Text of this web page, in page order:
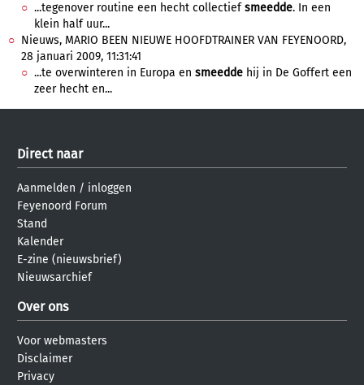
...tegenover routine een hecht collectiefsmeedde. In een
klein half uur...
Nieuws, MARIO BEEN NIEUWE HOOFDTRAINER VAN FEYENOORD,
28 januari 2009, 11:31:41
...te overwinteren in Europa en smeedde hij in De Goffert een
zeer hecht en...
Direct naar
Aanmelden / inloggen
Feyenoord Forum
Stand
Kalender
E-zine (nieuwsbrief)
Nieuwsarchief
Over ons
Voor webmasters
Disclaimer
Privacy